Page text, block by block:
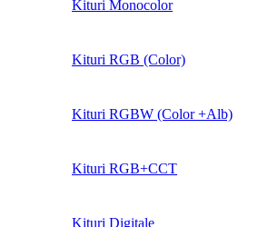
Kituri Monocolor
Kituri RGB (Color)
Kituri RGBW (Color +Alb)
Kituri RGB+CCT
Kituri Digitale